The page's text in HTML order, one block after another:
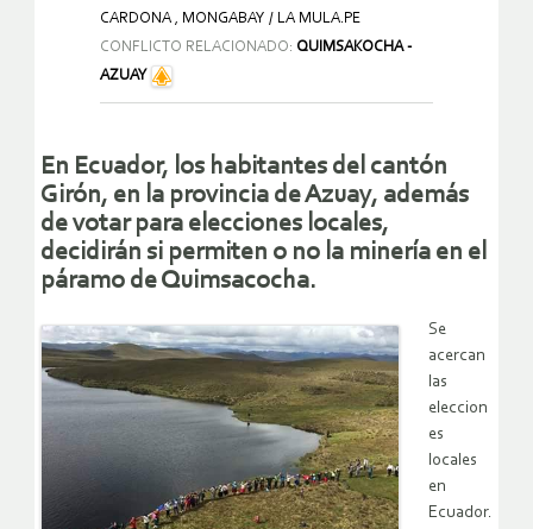
CARDONA , MONGABAY / LA MULA.PE
CONFLICTO RELACIONADO: QUIMSAKOCHA -
AZUAY
En Ecuador, los habitantes del cantón
Girón, en la provincia de Azuay, además
de votar para elecciones locales,
decidirán si permiten o no la minería en el
páramo de Quimsacocha.
Se
acercan
las
eleccion
es
locales
en
Ecuador.